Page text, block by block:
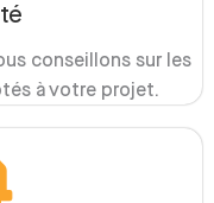
conseillons sur les
à votre projet.